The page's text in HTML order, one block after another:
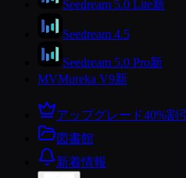
Seedream 5.0 Lite新
Seedream 4.5
Seedream 5.0 Pro新
MVMureka V9新
アップグレード40%割引
図書館
新着情報